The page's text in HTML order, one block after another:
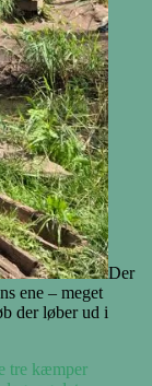
Der
ene – meget
der løber ud i
tre kæmper